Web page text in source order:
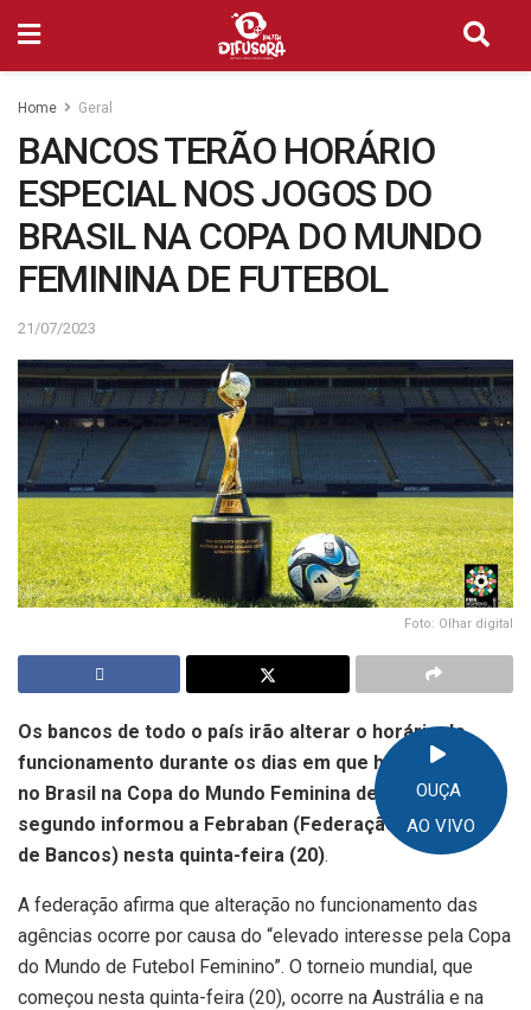
OUÇA
AO VIVO
Home Geral
BANCOS TERÃO HORÁRIO
ESPECIAL NOS JOGOS DO
BRASIL NA COPA DO MUNDO
FEMININA DE FUTEBOL
21/07/2023
Foto: Olhar digital
Os bancos de todo o país irão alterar o horário de
funcionamento durante os dias em que houver jogos
no Brasil na Copa do Mundo Feminina de Futebol,
segundo informou a Febraban (Federação Brasileira
de Bancos) nesta quinta-feira (20).
A federação afirma que alteração no funcionamento das
agências ocorre por causa do “elevado interesse pela Copa
do Mundo de Futebol Feminino”. O torneio mundial, que
começou nesta quinta-feira (20), ocorre na Austrália e na